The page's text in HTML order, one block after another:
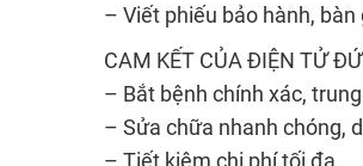
– Viết phiếu bảo hành,
CAM KẾT CỦA ĐIỆN TỬ
– Bắt bệnh chính xác,
– Sửa chữa nhanh chóng,
– Tiết kiệm chi phí tối đa